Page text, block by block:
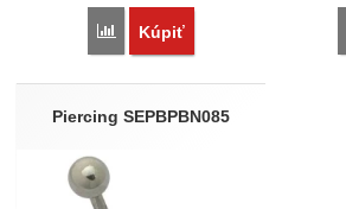
Porovnať
Kúpiť
Piercing SEPBPBN085